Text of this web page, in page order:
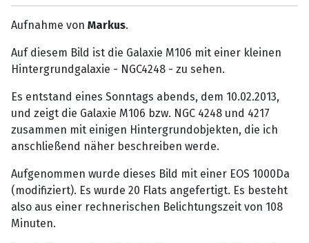
Aufnahme von Markus.
Auf diesem Bild ist die Galaxie M106 mit einer kleinen
Hintergrundgalaxie - NGC4248 - zu sehen.
Es entstand eines Sonntags abends, dem 10.02.2013,
und zeigt die Galaxie M106 bzw. NGC 4248 und 4217
zusammen mit einigen Hintergrundobjekten, die ich
anschließend näher beschreiben werde.
Aufgenommen wurde dieses Bild mit einer EOS 1000Da
(modifiziert). Es wurde 20 Flats angefertigt. Es besteht
also aus einer rechnerischen Belichtungszeit von 108
Minuten.